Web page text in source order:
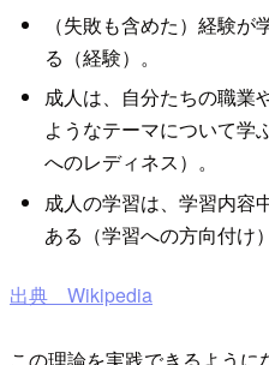
（失敗も含めた）経験
る（経験）。
成人は、自分たちの職業
ようなテーマについて学
へのレディネス）。
成人の学習は、学習内容
ある（学習への方向付け）
出典 Wikipedia